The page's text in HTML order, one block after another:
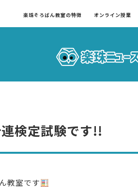
楽珠そろばん教室の特徴 オンライン授業
検定試験です!!
教室です